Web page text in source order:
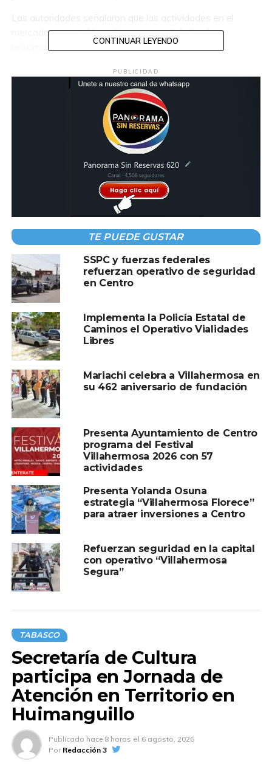
mercado se restablecerán con normalidad en las
próximas horas.
Compartir en:
TEMAS RELACIONADOS:
DETENCIÓN
OPERATIVO
Operativo en el mercado José María Pino
Suárez
NO TE PIERDAS
Peralta Fócil asume el OSFE y define límites
en la auditoría a la gestión anterior
CONTINUAR LEYENDO
PUBLICIDAD
TE PUEDE GUSTAR
SSPC y fuerzas federales
refuerzan operativo de seguridad
en Centro
Implementa la Policía Estatal de
Caminos el Operativo Vialidades
Libres
Mariachi celebra a Villahermosa en
su 462 aniversario de fundación
Presenta Ayuntamiento de Centro
programa del Festival
Villahermosa 2026 con 57
actividades
Presenta Yolanda Osuna
estrategia “Villahermosa Florece”
para atraer inversiones a Centro
Refuerzan seguridad en la capital
con operativo “Villahermosa
Segura”
TABASCO
Secretaría de Cultura
participa en Jornada de
Atención en Territorio en
Huimanguillo
Publicado hace 8 horas el 6 agosto, 2026
Por Redacción 3